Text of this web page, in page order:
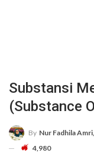
Substansi
(Substance
By Nur Fadhila Amri, SE.,
4,980